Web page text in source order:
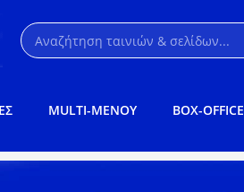
MULTI-ΜΕΝΟΥ BOX-OFFICE